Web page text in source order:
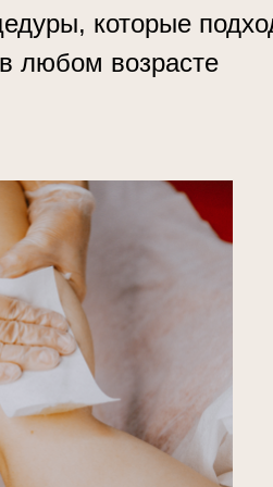
которые
любом возрасте